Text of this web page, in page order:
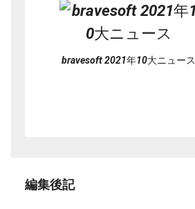
bravesoft 2021年10大ニュース
編集後記